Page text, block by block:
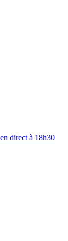
direct à 18h30